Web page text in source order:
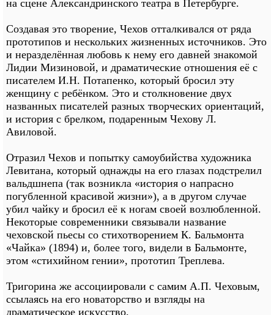
на сцене Александринского театра в Петербурге.
Создавая это творение, Чехов отталкивался от ряда
прототипов и нескольких жизненных источников. Это
и неразделённая любовь к нему его давней знакомой
Лидии Мизиновой, и драматические отношения её с
писателем И.Н. Потапенко, который бросил эту
женщину с ребёнком. Это и столкновение двух
названных писателей разных творческих ориентаций,
и история с брелком, подаренным Чехову Л.
Авиловой.
Отразил Чехов и попытку самоубийства художника
Левитана, который однажды на его глазах подстрелил
вальдшнепа (так возникла «история о напрасно
погубленной красивой жизни»), а в другом случае
убил чайку и бросил её к ногам своей возлюбленной.
Некоторые современники связывали название
чеховской пьесы со стихотворением К. Бальмонта
«Чайка» (1894) и, более того, видели в Бальмонте,
этом «стихийном гении», прототип Треплева.
Тригорина же ассоциировали с самим А.П. Чеховым,
ссылаясь на его новаторство и взгляды на
драматическое искусство.